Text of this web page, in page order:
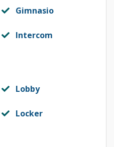
Gimnasio
Intercom
Lobby
Locker